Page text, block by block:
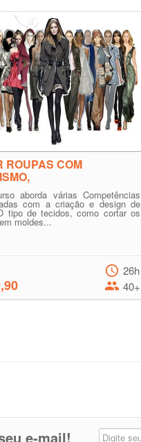
ROUPAS COM
aborda várias Competências
com a criação e design de
tipo de tecidos, como cortar os
moldes...
26h
40+
e-mail!